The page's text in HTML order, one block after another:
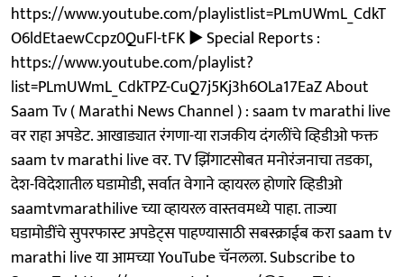
https://www.youtube.com/playlistlist=PLmUWmL_CdkT
O6ldEtaewCcpz0QuFl-tFK ► Special Reports :
https://www.youtube.com/playlist?
list=PLmUWmL_CdkTPZ-CuQ7j5Kj3h6OLa17EaZ About
Saam Tv ( Marathi News Channel ) : saam tv marathi live
वर राहा अपडेट. आखाड्यात रंगणा-या राजकीय दंगलींचे व्हिडीओ फक्त
saam tv marathi live वर. TV झिंगाटसोबत मनोरंजनाचा तडका,
देश-विदेशातील घडामोडी, सर्वात वेगाने व्हायरल होणारे व्हिडीओ
saamtvmarathilive च्या व्हायरल वास्तवमध्ये पाहा. ताज्या
घडामोडींचे सुपरफास्ट अपडेट्स पाहण्यासाठी सबस्क्राईब करा saam tv
marathi live या आमच्या YouTube चॅनलला. Subscribe to